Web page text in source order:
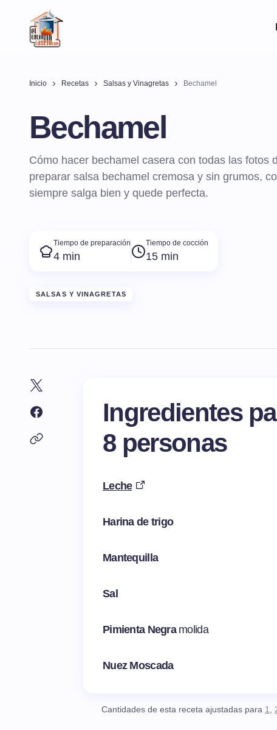
Inicio Recetas Salsas y Vinagretas Bechamel
Bechamel
Cómo hacer bechamel casera con todas las fotos
preparar salsa bechamel cremosa y sin grumos,
siempre salga bien y quede perfecta.
Tiempo de preparación
4 min
Tiempo de cocción
15 min
SALSAS Y VINAGRETAS
Ingredientes
8 personas
Leche
Harina de trigo
Mantequilla
Sal
Pimienta Negra molida
Nuez Moscada
Cantidades de esta receta ajustadas para 1,